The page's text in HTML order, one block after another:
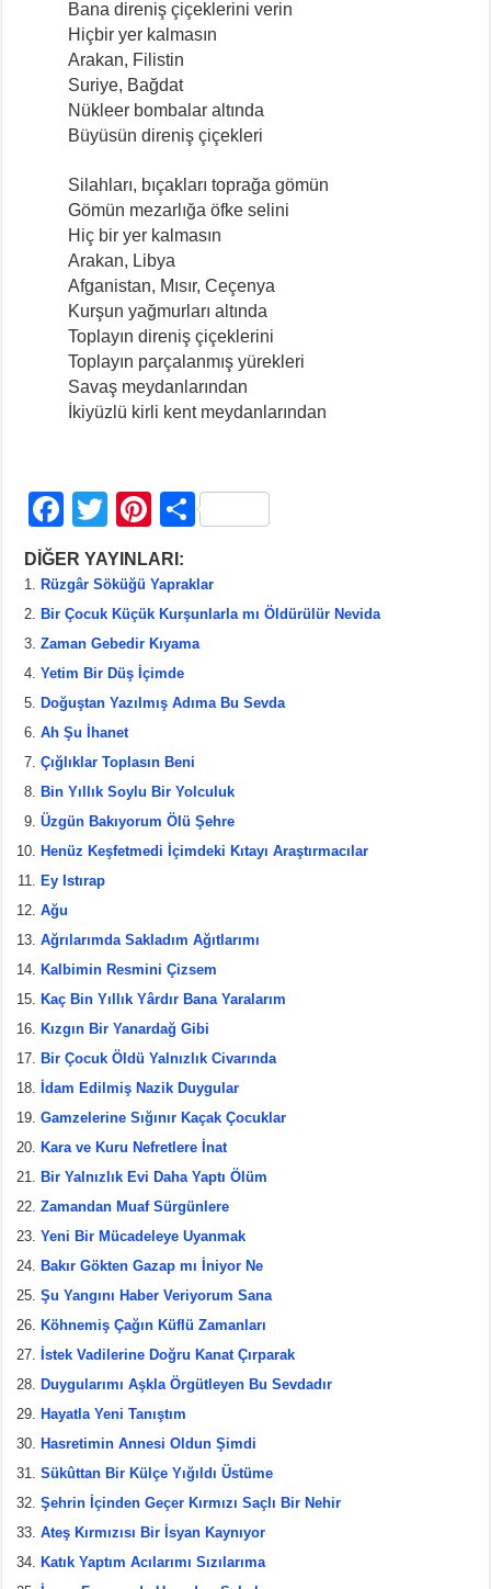
Bana direniş çiçeklerini verin
Hiçbir yer kalmasın
Arakan, Filistin
Suriye, Bağdat
Nükleer bombalar altında
Büyüsün direniş çiçekleri
Silahları, bıçakları toprağa gömün
Gömün mezarlığa öfke selini
Hiç bir yer kalmasın
Arakan, Libya
Afganistan, Mısır, Ceçenya
Kurşun yağmurları altında
Toplayın direniş çiçeklerini
Toplayın parçalanmış yürekleri
Savaş meydanlarından
İkiyüzlü kirli kent meydanlarından
F
a
c
e
b
o
o
k
T
wi
tt
er
Pi
nt
er
e
st
S
ar
e
DİĞER YAYINLARI:
Rüzgâr Söküğü Yapraklar
Bir Çocuk Küçük Kurşunlarla mı Öldürülür Nevida
Zaman Gebedir Kıyama
Yetim Bir Düş İçimde
Doğuştan Yazılmış Adıma Bu Sevda
Ah Şu İhanet
Çığlıklar Toplasın Beni
Bin Yıllık Soylu Bir Yolculuk
Üzgün Bakıyorum Ölü Şehre
Henüz Keşfetmedi İçimdeki Kıtayı Araştırmacılar
Ey Istırap
Ağu
Ağrılarımda Sakladım Ağıtlarımı
Kalbimin Resmini Çizsem
Kaç Bin Yıllık Yârdır Bana Yaralarım
Kızgın Bir Yanardağ Gibi
Bir Çocuk Öldü Yalnızlık Civarında
İdam Edilmiş Nazik Duygular
Gamzelerine Sığınır Kaçak Çocuklar
Kara ve Kuru Nefretlere İnat
Bir Yalnızlık Evi Daha Yaptı Ölüm
Zamandan Muaf Sürgünlere
Yeni Bir Mücadeleye Uyanmak
Bakır Gökten Gazap mı İniyor Ne
Şu Yangını Haber Veriyorum Sana
Köhnemiş Çağın Küflü Zamanları
İstek Vadilerine Doğru Kanat Çırparak
Duygularımı Aşkla Örgütleyen Bu Sevdadır
Hayatla Yeni Tanıştım
Hasretimin Annesi Oldun Şimdi
Sükûttan Bir Külçe Yığıldı Üstüme
Şehrin İçinden Geçer Kırmızı Saçlı Bir Nehir
Ateş Kırmızısı Bir İsyan Kaynıyor
Katık Yaptım Acılarımı Sızılarıma